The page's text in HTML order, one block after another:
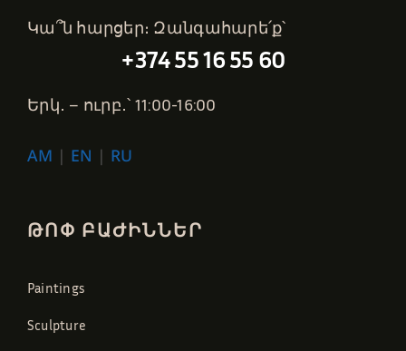
Կա՞ն հարցեր։ Զանգահարե՛ք՝
+374 55 16 55 60
Երկ․ – ուրբ․՝ 11:00-16:00
AM | EN | RU
ԹՈՓ ԲԱԺԻՆՆԵՐ
Paintings
Sculpture